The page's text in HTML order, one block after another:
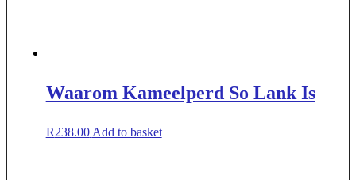
Waarom Kameelperd So Lank Is
R238.00 Add to basket